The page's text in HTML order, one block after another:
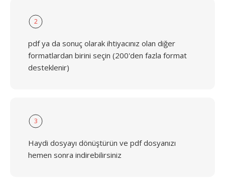
2
pdf ya da sonuç olarak ihtiyacınız olan diğer
formatlardan birini seçin (200'den fazla format
desteklenir)
3
Haydi dosyayı dönüştürün ve pdf dosyanızı
hemen sonra indirebilirsiniz